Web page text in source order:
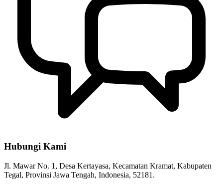
04 April 2020
Penetapan Pengurus Forum Kesehatan Desa (FKD) Desa Kertayasa
25 Mei 2022
Hubungi Kami
Jl. Mawar No. 1, Desa Kertayasa, Kecamatan Kramat, Kabupaten
Tegal, Provinsi Jawa Tengah, Indonesia, 52181.